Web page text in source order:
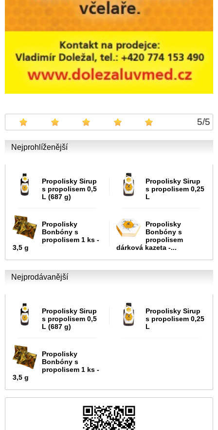
5/5
Nejprohlíženější
Propolisky Sirup
s propolisem 0,5
L (687 g)
Propolisky Sirup
s propolisem 0,25
L
Propolisky
Bonbóny s
propolisem 1 ks -
3,5 g
Propolisky
Bonbóny s
propolisem
dárková kazeta -...
Nejprodávanější
Propolisky Sirup
s propolisem 0,5
L (687 g)
Propolisky Sirup
s propolisem 0,25
L
Propolisky
Bonbóny s
propolisem 1 ks -
3,5 g